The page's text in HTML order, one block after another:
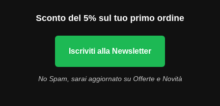
Sconto del 5% sul tuo primo ordine
Iscriviti alla Newsletter
No Spam, sarai aggiornato su Offerte e Novità